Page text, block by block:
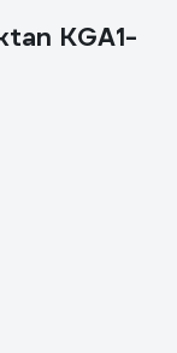
KGA1-